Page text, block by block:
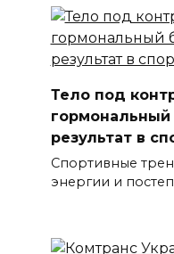
Тело под
гормональный
результат в
Спортивные
энергии и